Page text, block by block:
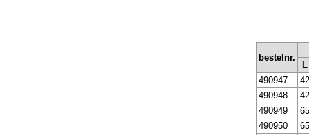
bestelnr.
L
490947
42
490948
42
490949
65
490950
65